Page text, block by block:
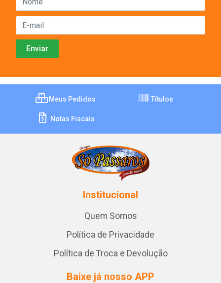
Meus Pedidos Títulos
Notas Fiscais
Institucional
Quem Somos
Política de Privacidade
Política de Troca e Devolução
Baixe já nosso APP